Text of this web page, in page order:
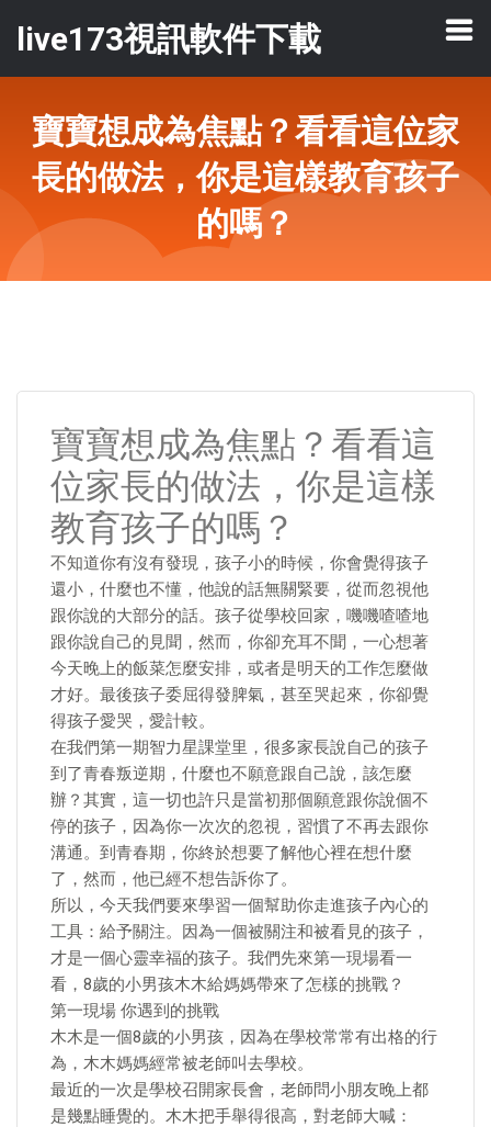
live173視訊軟件下載
寶寶想成為焦點？看看這位家
長的做法，你是這樣教育孩子
的嗎？
寶寶想成為焦點？看看這
位家長的做法，你是這樣
教育孩子的嗎？
不知道你有沒有發現，孩子小的時候，你會覺得孩子
還小，什麼也不懂，他說的話無關緊要，從而忽視他
跟你說的大部分的話。孩子從學校回家，嘰嘰喳喳地
跟你說自己的見聞，然而，你卻充耳不聞，一心想著
今天晚上的飯菜怎麼安排，或者是明天的工作怎麼做
才好。最後孩子委屈得發脾氣，甚至哭起來，你卻覺
得孩子愛哭，愛計較。
在我們第一期智力星課堂里，很多家長說自己的孩子
到了青春叛逆期，什麼也不願意跟自己說，該怎麼
辦？其實，這一切也許只是當初那個願意跟你說個不
停的孩子，因為你一次次的忽視，習慣了不再去跟你
溝通。到青春期，你終於想要了解他心裡在想什麼
了，然而，他已經不想告訴你了。
所以，今天我們要來學習一個幫助你走進孩子內心的
工具：給予關注。因為一個被關注和被看見的孩子，
才是一個心靈幸福的孩子。我們先來第一現場看一
看，8歲的小男孩木木給媽媽帶來了怎樣的挑戰？
第一現場 你遇到的挑戰
木木是一個8歲的小男孩，因為在學校常常有出格的行
為，木木媽媽經常被老師叫去學校。
最近的一次是學校召開家長會，老師問小朋友晚上都
是幾點睡覺的。木木把手舉得很高，對老師大喊：